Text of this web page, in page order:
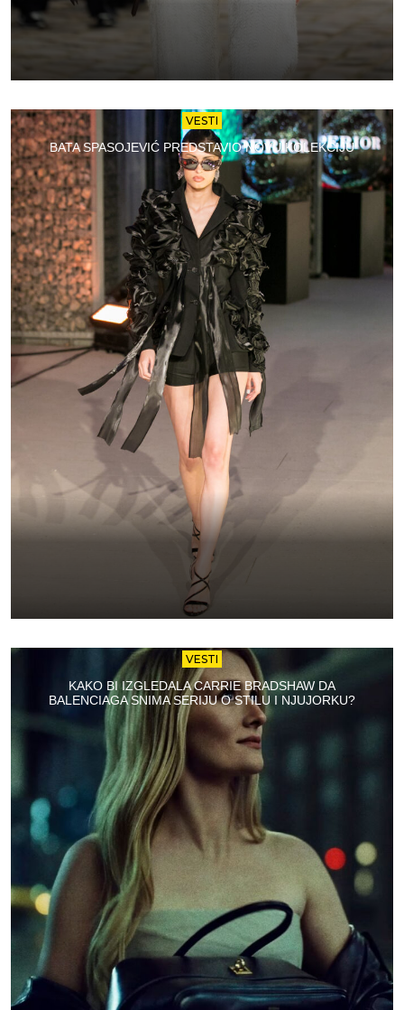
VESTI
BATA SPASOJEVIĆ PREDSTAVIO NOVU KOLEKCIJU
VESTI
KAKO BI IZGLEDALA CARRIE BRADSHAW DA
BALENCIAGA SNIMA SERIJU O STILU I NJUJORKU?